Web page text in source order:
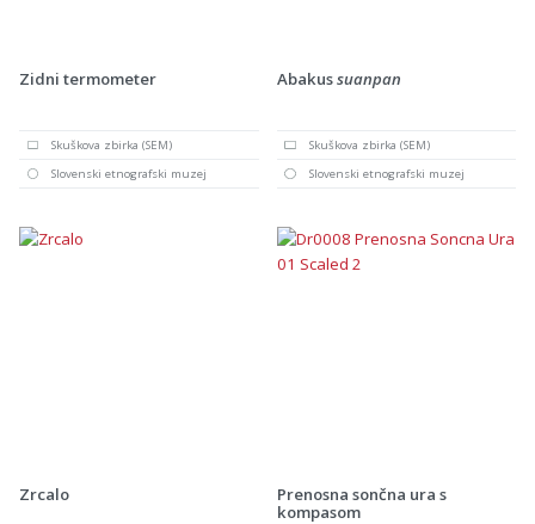
Zidni termometer
Skuškova zbirka (SEM)
Slovenski etnografski muzej
Abakussuanpan
Skuškova zbirka (SEM)
Slovenski etnografski muzej
Zrcalo
Prenosna sončna ura s
kompasom